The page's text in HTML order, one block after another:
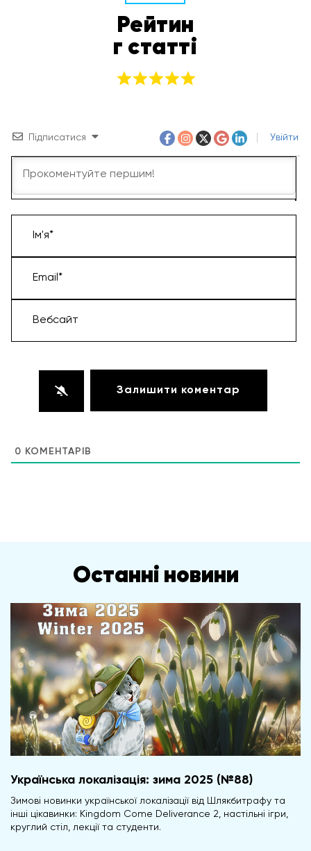
Рейтин
г статті
Підписатися Увійти
Ім'я*
Email*
Вебсайт
0 КОМЕНТАРІВ
Останні новини
Українська локалізація: зима 2025 (№88)
Зимові новинки української локалізації від Шлякбитрафу та
інші цікавинки: Kingdom Come Deliverance 2, настільні ігри,
круглий стіл, лекції та студенти.